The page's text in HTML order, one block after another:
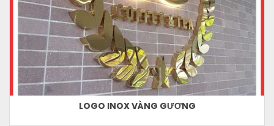
LOGO INOX VÀNG GƯƠNG